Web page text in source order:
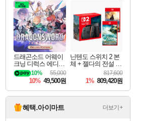
드래곤소드 어웨이
크닝 디럭스 에디션
DragonSword Awake
ning Deluxe Edition
55,000
10%
10% 49,500원
닌텐도 스위치 2 본
체 + 젤다의 전설 티
어스 오브 더 킹덤
닌텐도 스위치 2 에
디션 + 젤다의 전설
브레스 오브 더 와
일드 닌텐도 스위치
2 에디션 번들
817,600
1% 809,420원
혜택.아이마트 더보기+